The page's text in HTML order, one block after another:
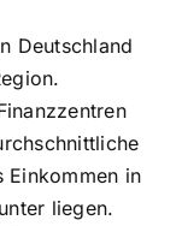
Deutschland
Einkommen in
liegen.